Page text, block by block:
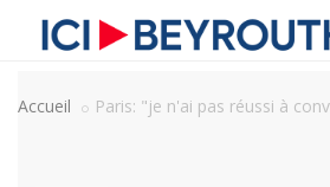
Accueil Paris: "je n'ai pas réussi à